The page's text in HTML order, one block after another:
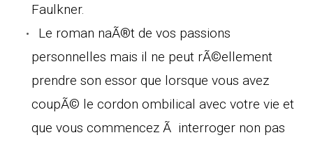
Faulkner.
Le roman naÃ®t de vos passions
personnelles mais il ne peut rÃ©ellement
prendre son essor que lorsque vous avez
coupÃ© le cordon ombilical avec votre vie et
que vous commencez Ã interroger non pas